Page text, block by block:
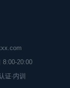
8:00-20:00
证·内训